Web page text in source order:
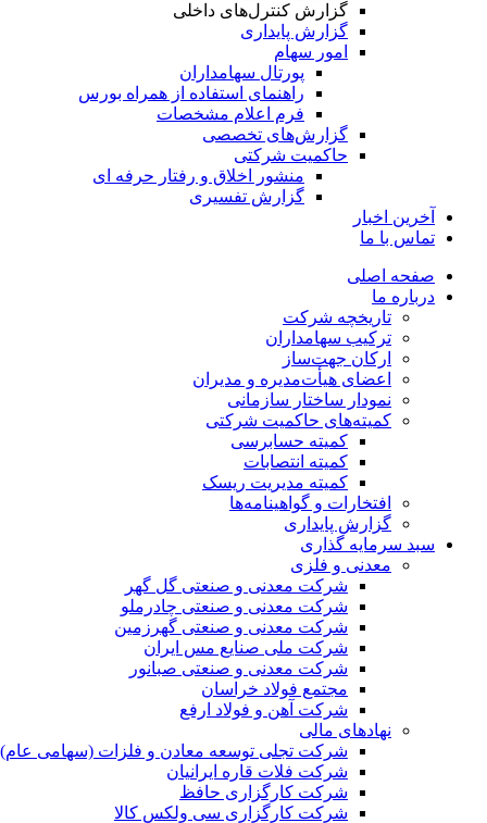
گزارش کنترل‌های داخلی
گزارش پایداری
امور سهام
پورتال سهامداران
راهنمای استفاده از همراه بورس
فرم اعلام مشخصات
گزارش‌های تخصصی
حاکمیت شرکتی
منشور اخلاق و رفتار حرفه­ ای
گزارش تفسیری
آخرین اخبار
تماس با ما
صفحه اصلی
درباره ما
تاریخچه شرکت
ترکیب سهامداران
ارکان جهت‌ساز
اعضای هیأت‌مدیره و مدیران
نمودار ساختار سازمانی
کمیته‌های حاکمیت شرکتی
کمیته حسابرسی
کمیته انتصابات
کمیته مدیریت ریسک
افتخارات و گواهینامه‌ها
گزارش پایداری
سبد سرمایه گذاری
معدنی و فلزی
شرکت معدنی و صنعتی گل گهر
شرکت معدنی و صنعتی چادرملو
شرکت معدنی و صنعتی گهرزمین
شرکت ملی صنایع مس ایران
شرکت معدنی و صنعتی صبانور
مجتمع فولاد خراسان
شرکت آهن و فولاد ارفع
نهادهای مالی
شرکت تجلی توسعه معادن و فلزات (سهامی عام)
شرکت فلات قاره ایرانیان
شرکت کارگزاری حافظ
شرکت کارگزاری سی ولکس کالا